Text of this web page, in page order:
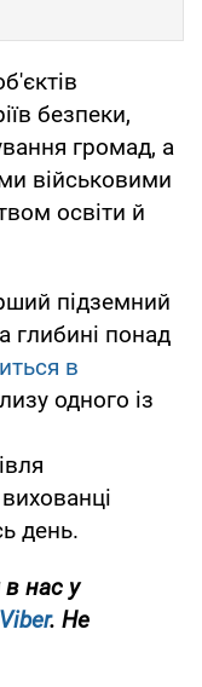
безпеки,
громад, а
військовими
освіти й
підземний
глибині понад
в
одного із
день.
в нас у
Viber. Не